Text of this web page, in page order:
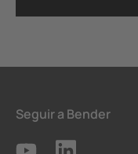
Seguir a Bender